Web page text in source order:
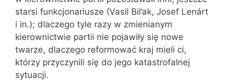
starsi funkcjonariusze (Vasil Bil’ak, Josef Lenárt
i in.); dlaczego tyle razy w zmienianym
kierownictwie partii nie pojawiły się nowe
twarze, dlaczego reformować kraj mieli ci,
którzy przyczynili się do jego katastrofalnej
sytuacji.